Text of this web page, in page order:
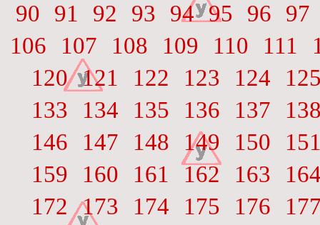
90
91 92 93 94 95 96
97
106
107 108 109 110 111
120 121 122 123 124
133
134 135 136 137
146
147 148 149 150
159
160 161 162 163
172 173 174 175 176